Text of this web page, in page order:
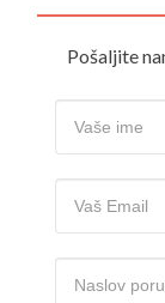
Pošaljite